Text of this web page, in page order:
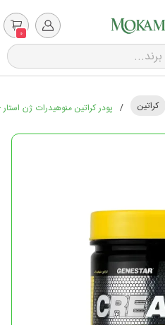
0
کراتین / پودر کراتین منوهیدرات ژن استار - 300